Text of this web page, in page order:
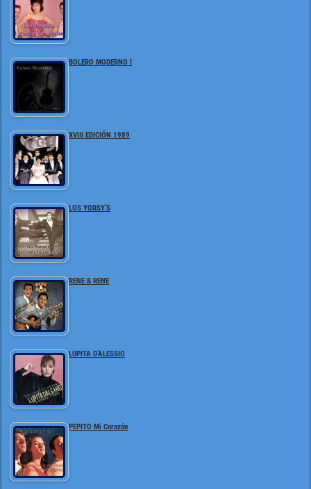
BOLERO MODERNO I
XVIII EDICIÓN 1989
LOS YORSY’S
RENE & RENE
LUPITA D’ALESSIO
PEPITO Mi Corazón